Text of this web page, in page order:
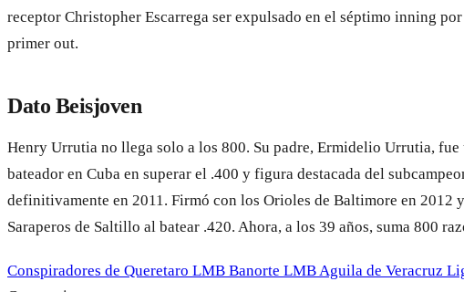
receptor Christopher Escarrega ser expulsado en el séptimo inning
primer out.
Dato Beisjoven
Henry Urrutia no llega solo a los 800. Su padre, Ermidelio Urrutia,
bateador en Cuba en superar el .400 y figura destacada del
definitivamente en 2011. Firmó con los Orioles de Baltimore en 2012
Saraperos de Saltillo al batear .420. Ahora, a los 39 años, suma 800
Conspiradores de Queretaro LMB Banorte LMBAguila de Veracruz